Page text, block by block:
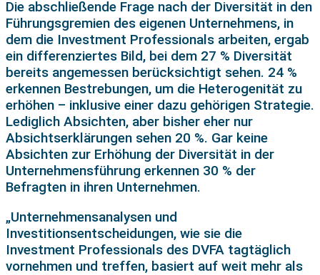
Die abschließende Frage nach der Diversität in den
Führungsgremien des eigenen Unternehmens, in
dem die Investment Professionals arbeiten, ergab
ein differenziertes Bild, bei dem 27 % Diversität
bereits angemessen berücksichtigt sehen. 24 %
erkennen Bestrebungen, um die Heterogenität zu
erhöhen – inklusive einer dazu gehörigen Strategie.
Lediglich Absichten, aber bisher eher nur
Absichtserklärungen sehen 20 %. Gar keine
Absichten zur Erhöhung der Diversität in der
Unternehmensführung erkennen 30 % der
Befragten in ihren Unternehmen.
„Unternehmensanalysen und
Investitionsentscheidungen, wie sie die
Investment Professionals des DVFA tagtäglich
vornehmen und treffen, basiert auf weit mehr als